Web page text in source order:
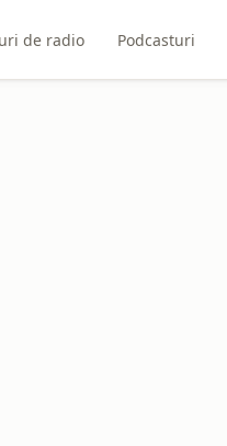
de radio Podcasturi